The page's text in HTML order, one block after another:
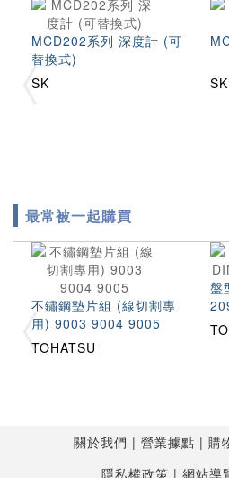
MCD202系列 深度計 (可
替換式)
SK
SK
最常被一起購買
不鏽鋼墊片組 (線切割專
用) 9003 9004 9005
TOHATSU
盤
關於我們 營業據點 購
隱私權政策
網站導